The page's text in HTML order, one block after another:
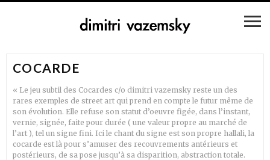
COCARDE
« Le jeu subtil des Cocardes c/o dimitri vazemsky reste un des
rares exemples de street art qui prend en compte le futur même de
son évolution. Elle refuse son statut d’oeuvre figée, dans l’instant,
vernie, signée, faite pour durée ( une valeur propre au marché de
l’art ), tel un signe fini. Ici le chant du signe est son propre hallali, la
cocarde est là pour s’amuser des recouvrements antérieurs et
postérieurs, de sa pose jusqu’à sa disparition, abstraction totale.